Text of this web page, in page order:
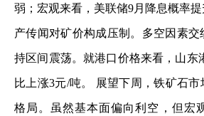
弱；宏观来看，美联储9月降息概率
产传闻对矿价构成压制。多空因素交
持区间震荡。就港口价格来看，山东
比上涨3元/吨。 展望下周，铁矿石
格局。虽然基本面偏向利空，但宏